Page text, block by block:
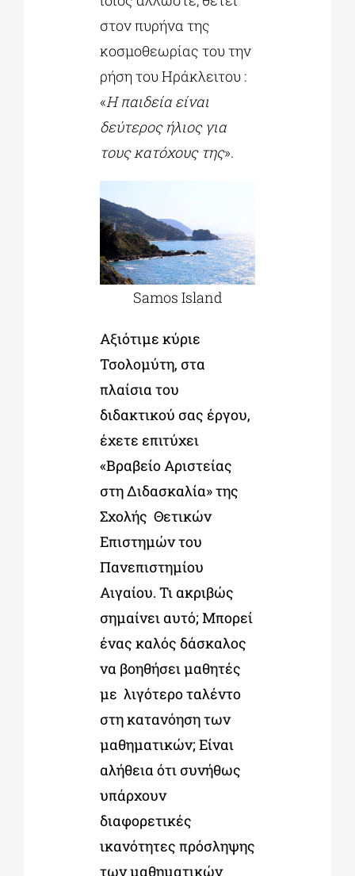
στον πυρήνα της
κοσμοθεωρίας του την
ρήση του Ηράκλειτου :
«Η παιδεία είναι
δεύτερος ήλιος για
τους κατόχους της».
Samos Island
Αξιότιμε κύριε
Τσολομύτη, στα
πλαίσια του
διδακτικού σας έργου,
έχετε επιτύχει
«Βραβείο Αριστείας
στη Διδασκαλία» της
Σχολής Θετικών
Επιστημών του
Πανεπιστημίου
Αιγαίου. Τι ακριβώς
σημαίνει αυτό; Μπορεί
ένας καλός δάσκαλος
να βοηθήσει μαθητές
με λιγότερο ταλέντο
στη κατανόηση των
μαθηματικών; Είναι
αλήθεια ότι συνήθως
υπάρχουν
διαφορετικές
ικανότητες πρόσληψης
των μαθηματικών